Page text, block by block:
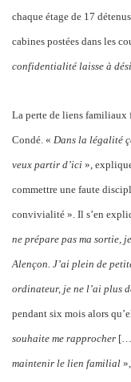
chaque étage de 17
cabines postées dans les
confidentialité laisse à
La perte de liens familiaux
Condé. « Dans la légalité
veux partir d’ici »,
commettre une faute
convivialité ». Il s’en
ne prépare pas ma sortie,
Alençon. J’ai plein de
ordinateur, je ne l’ai plus
pendant six mois alors
souhaite me rapprocher
maintenir le lien familial